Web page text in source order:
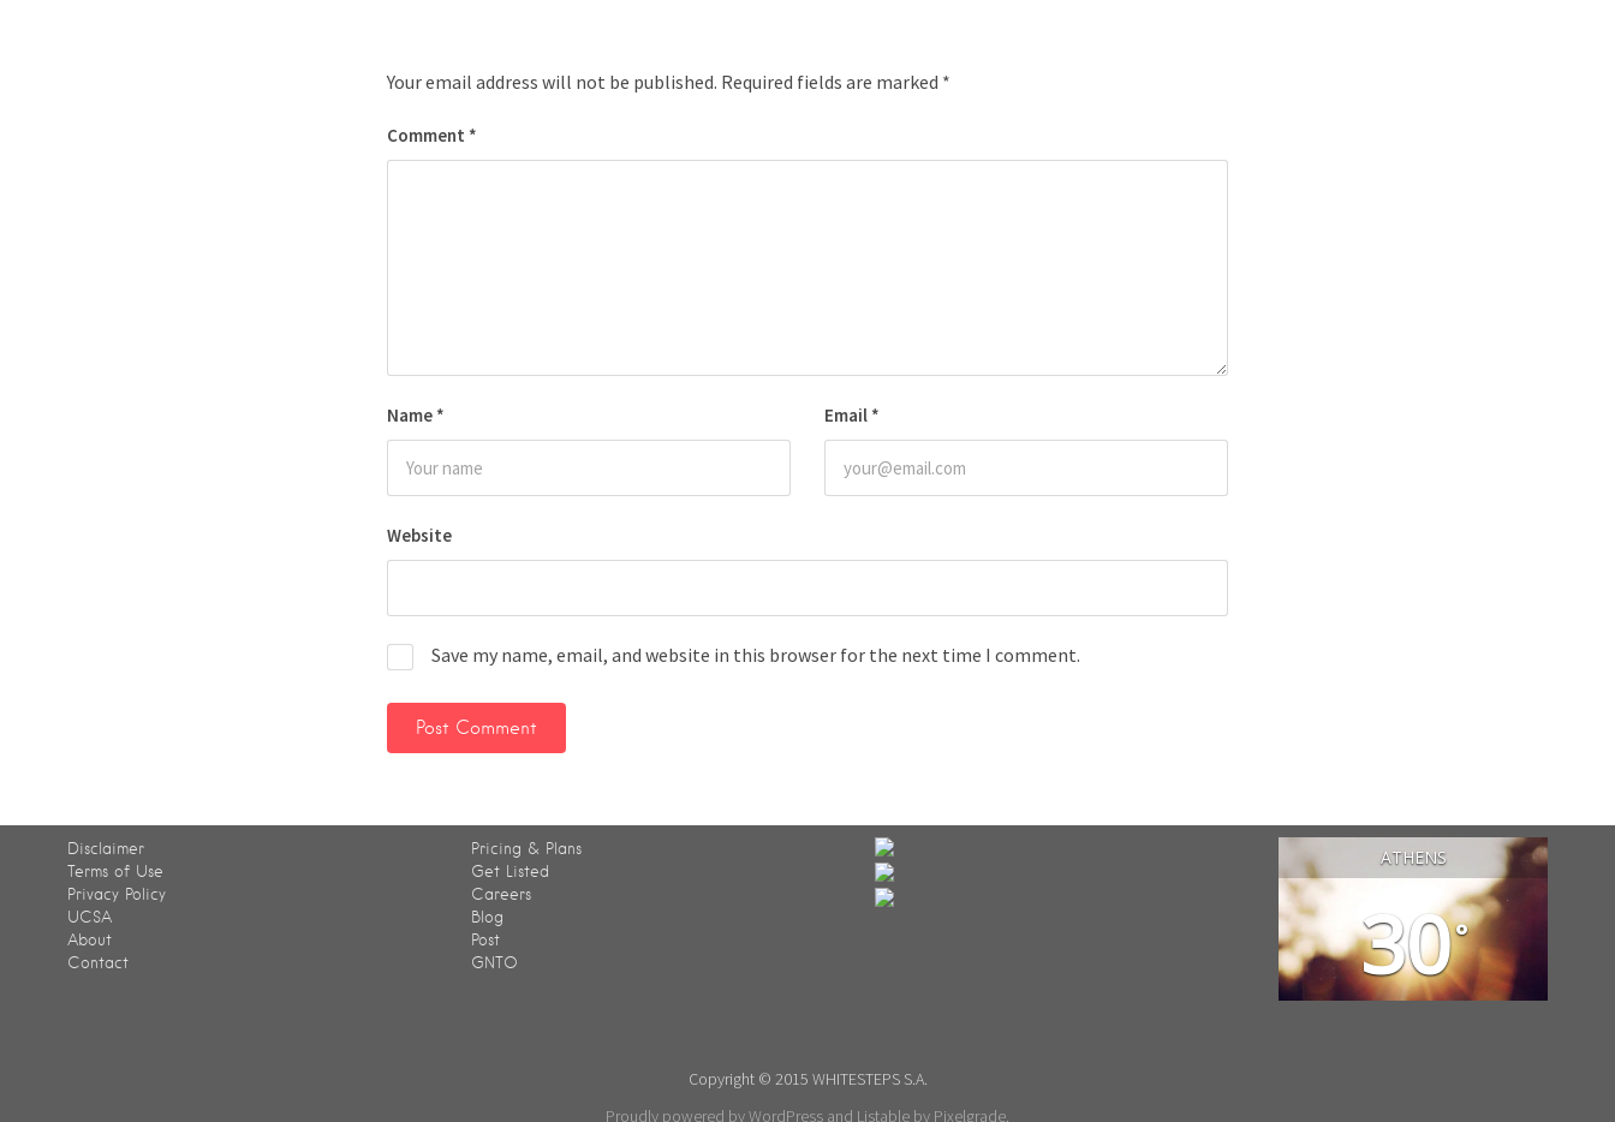
Your email address will not be published. Required fields are marked *
Comment *
Name * Email *
Website
Save my name, email, and website in this browser for the next time I comment.
Disclaimer
Terms of Use
Privacy Policy
UCSA
About
Contact
Pricing & Plans
Get Listed
Careers
Blog
Post
GNTO
ATHENS
30°
Copyright © 2015 WHITESTEPS S.A.
Proudly powered by WordPress and Listable by Pixelgrade.